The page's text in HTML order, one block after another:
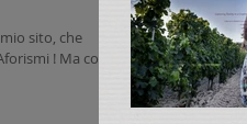
sito, che
! Ma cosa